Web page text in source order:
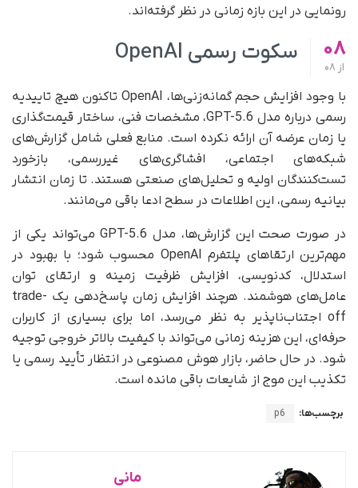
رونمایی در این بازه زمانی در نظر گرفته‌اند.
08
از
سکوت رسمی OpenAI
با وجود افزایش حجم گمانه‌زنی‌ها، OpenAI تاکنون هیچ تاییدیه
رسمی درباره مدل GPT-5.6، مشخصات فنی، ساختار قیمت‌گذاری
یا زمان عرضه آن ارائه نکرده است. منابع فعلی شامل گزارش‌های
شبکه‌های اجتماعی، افشاگری‌های غیررسمی، بازخورد
تست‌کنندگان اولیه و تحلیل‌های صنعتی هستند. تا زمان انتشار
بیانیه رسمی، این اطلاعات در سطح ادعا باقی می‌مانند.
در صورت صحت این گزارش‌ها، مدل GPT-5.6 می‌تواند یکی از
مهم‌ترین ارتقاهای پلتفرم OpenAI محسوب شود؛ با بهبود در
استدلال، کدنویسی، افزایش ظرفیت زمینه و ارتقای توان
عامل‌های هوشمند. هرچند افزایش زمان پاسخ‌دهی یک trade-
off اجتناب‌ناپذیر به نظر می‌رسد، اما برای بسیاری از کاربران
حرفه‌ای، این هزینه زمانی می‌تواند با کیفیت بالاتر خروجی توجیه
شود. در حال حاضر، بازار هوش مصنوعی در انتظار تأیید رسمی یا
تکذیب این موج از شایعات باقی مانده است.
برچسب‌ها: p6
مانی